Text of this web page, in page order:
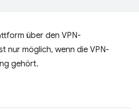
über den VPN-
nur möglich, wenn die VPN-
gehört.